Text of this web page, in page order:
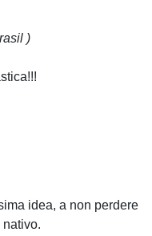
)
idea, a non perdere
nativo.